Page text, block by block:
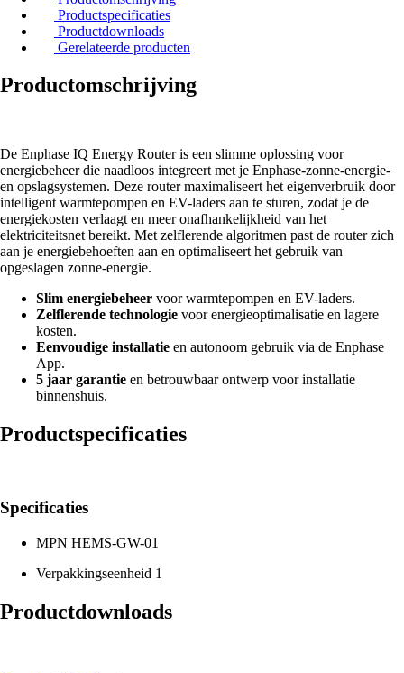
Productspecificaties
Productdownloads
Gerelateerde producten
Productomschrijving
De Enphase IQ Energy Router is een slimme oplossing voor
energiebeheer die naadloos integreert met je Enphase-zonne-energie-
en opslagsystemen. Deze router maximaliseert het eigenverbruik door
intelligent warmtepompen en EV-laders aan te sturen, zodat je de
energiekosten verlaagt en meer onafhankelijkheid van het
elektriciteitsnet bereikt. Met zelflerende algoritmen past de router zich
aan je energiebehoeften aan en optimaliseert het gebruik van
opgeslagen zonne-energie.
Slim energiebeheer voor warmtepompen en EV-laders.
Zelflerende technologie voor energieoptimalisatie en lagere
kosten.
Eenvoudige installatie en autonoom gebruik via de Enphase
App.
5 jaar garantie en betrouwbaar ontwerp voor installatie
binnenshuis.
Productspecificaties
Specificaties
MPN HEMS-GW-01
Verpakkingseenheid 1
Productdownloads